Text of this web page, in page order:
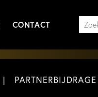
CONTACT
PARTNERBIJDRAGE